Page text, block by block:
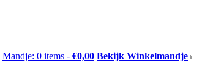
Mandje: 0 items - €0,00 Bekijk Winkelmandje